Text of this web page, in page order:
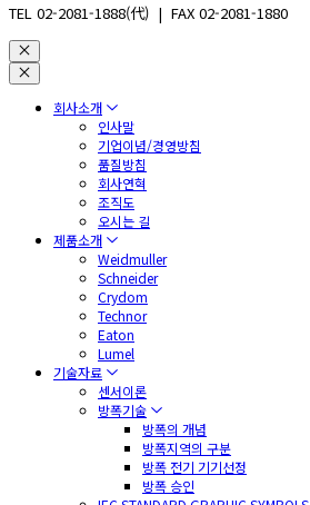
TEL 02-2081-1888(代) | FAX 02-2081-1880
회사소개
인사말
기업이념/경영방침
품질방침
회사연혁
조직도
오시는 길
제품소개
Weidmuller
Schneider
Crydom
Technor
Eaton
Lumel
기술자료
센서이론
방폭기술
방폭의 개념
방폭지역의 구분
방폭 전기 기기선정
방폭 승인